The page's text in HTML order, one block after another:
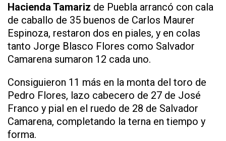
Hacienda Tamariz de Puebla arrancó con cala
de caballo de 35 buenos de Carlos Maurer
Espinoza, restaron dos en piales, y en colas
tanto Jorge Blasco Flores como Salvador
Camarena sumaron 12 cada uno.
Consiguieron 11 más en la monta del toro de
Pedro Flores, lazo cabecero de 27 de José
Franco y pial en el ruedo de 28 de Salvador
Camarena, completando la terna en tiempo y
forma.